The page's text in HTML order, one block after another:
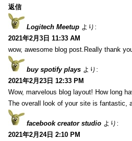
返信
Logitech Meetup より:
2021年2月3日 11:33 AM
wow, awesome blog post.Really thank
buy spotify plays より:
2021年2月23日 12:33 PM
Wow, marvelous blog layout! How long
The overall look of your site is fantastic,
facebook creator studio より:
2021年2月24日 2:10 PM